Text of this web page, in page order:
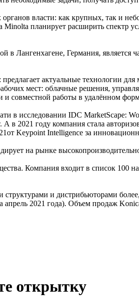
власти: как крупных, так и
планирует расширить спектр
в Лангенхагене, Германия,
актуальные технологии
мест: облачные решения,
и совместной работы в удалённом
в исследовании IDC MarketScape:
А в 2021 году компания стала
Keypoint Intelligence за
на рынке
Компания входит в список 100
структурами и дистрибьюторами
2021 года). Объем продаж
открытку